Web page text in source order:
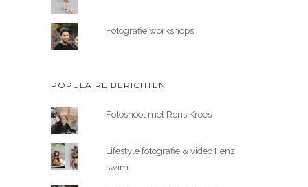
Fotografie workshops
POPULAIRE BERICHTEN
Fotoshoot met Rens Kroes
Lifestyle fotografie & video Fenzi
swim